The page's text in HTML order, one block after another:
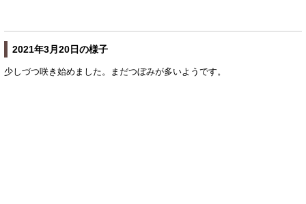
2021年3月20日の様子
少しづつ咲き始めました。まだつぼみが多いようです。